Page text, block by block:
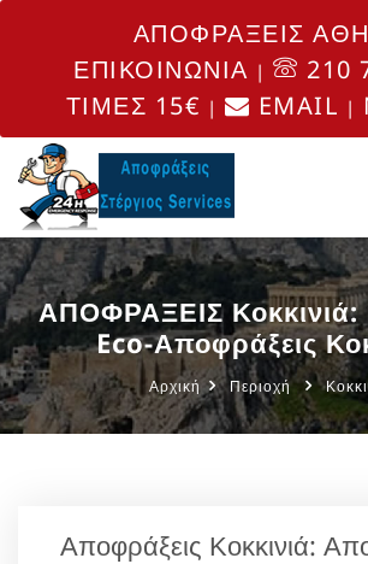
ΑΠΟΦΡΑΞΕΙΣ
ΕΠΙΚΟΙΝΩΝΙΑ |
210
ΤΙΜΕΣ 15€ | EMAIL |
ΑΠΟΦΡΑΞΕΙΣ
Eco-Αποφράξεις
Αρχική Περιοχή
Αποφράξεις Κοκκινιά: